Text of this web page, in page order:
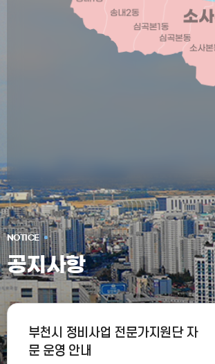
NOTICE
공지사항
부천시 정비사업 전문가지원단 자
문 운영 안내